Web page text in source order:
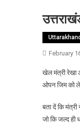
February
खेल मंत्री रेखा
ओपन जिम को
बता दें कि
जो कि जल्द ही